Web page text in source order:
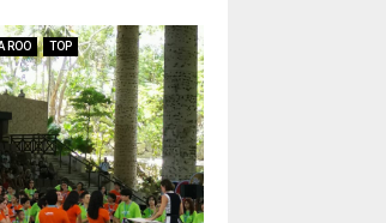
ROO TOP